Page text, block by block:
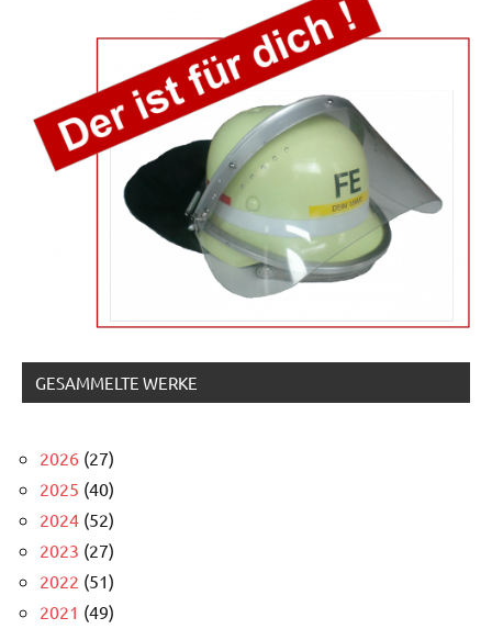
GESAMMELTE WERKE
2026 (27)
2025 (40)
2024 (52)
2023 (27)
2022 (51)
2021 (49)